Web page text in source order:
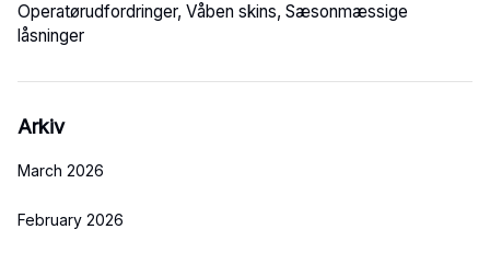
Operatørudfordringer, Våben skins, Sæsonmæssige
låsninger
Arkiv
March 2026
February 2026